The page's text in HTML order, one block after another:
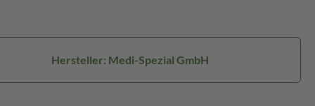
Hersteller: Medi-Spezial GmbH